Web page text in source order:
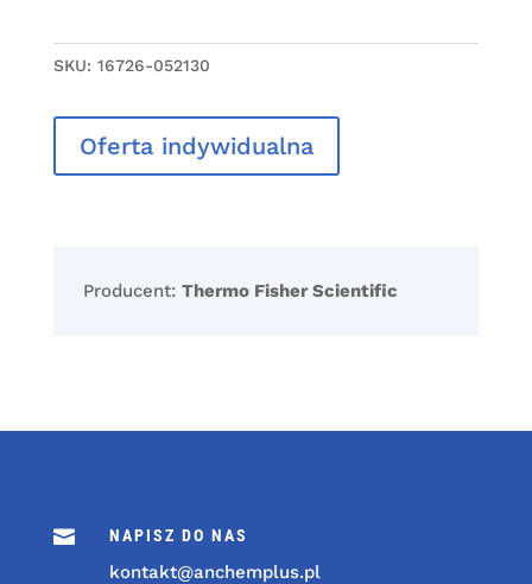
SKU: 16726-052130
Oferta indywidualna
Producent: Thermo Fisher Scientific
 NAPISZ DO NAS
kontakt@anchemplus.pl